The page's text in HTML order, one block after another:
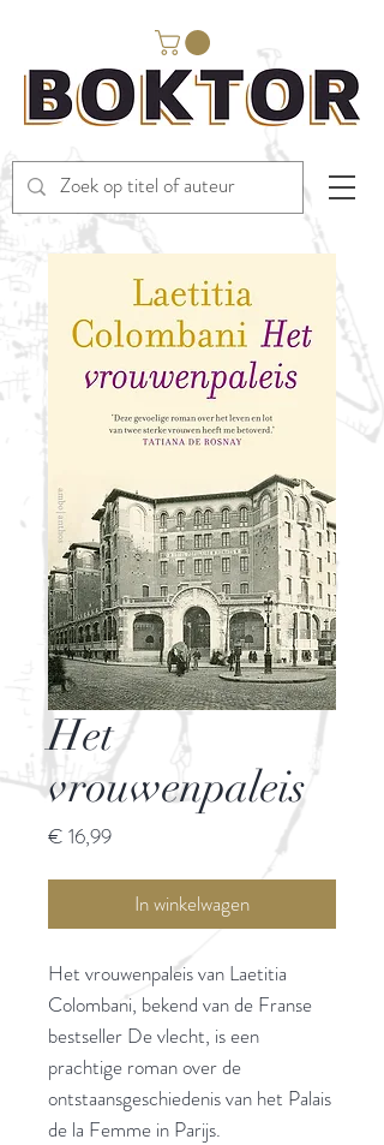
Het
vrouwenpaleis
€ 16,99Prijs
In winkelwagen
Het vrouwenpaleis van Laetitia
Colombani, bekend van de Franse
bestseller De vlecht, is een
prachtige roman over de
ontstaansgeschiedenis van het Palais
de la Femme in Parijs.